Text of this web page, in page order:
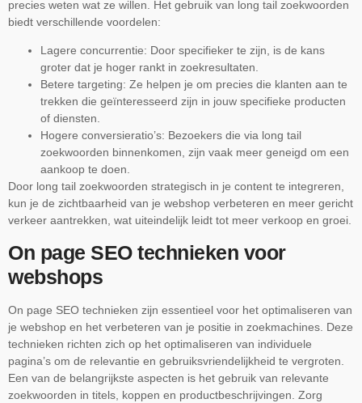
precies weten wat ze willen. Het gebruik van long tail zoekwoorden
biedt verschillende voordelen:
Lagere concurrentie: Door specifieker te zijn, is de kans
groter dat je hoger rankt in zoekresultaten.
Betere targeting: Ze helpen je om precies die klanten aan te
trekken die geïnteresseerd zijn in jouw specifieke producten
of diensten.
Hogere conversieratio’s: Bezoekers die via long tail
zoekwoorden binnenkomen, zijn vaak meer geneigd om een
aankoop te doen.
Door long tail zoekwoorden strategisch in je content te integreren,
kun je de zichtbaarheid van je webshop verbeteren en meer gericht
verkeer aantrekken, wat uiteindelijk leidt tot meer verkoop en groei.
On page SEO technieken voor
webshops
On page SEO technieken zijn essentieel voor het optimaliseren van
je webshop en het verbeteren van je positie in zoekmachines. Deze
technieken richten zich op het optimaliseren van individuele
pagina’s om de relevantie en gebruiksvriendelijkheid te vergroten.
Een van de belangrijkste aspecten is het gebruik van relevante
zoekwoorden in titels, koppen en productbeschrijvingen. Zorg